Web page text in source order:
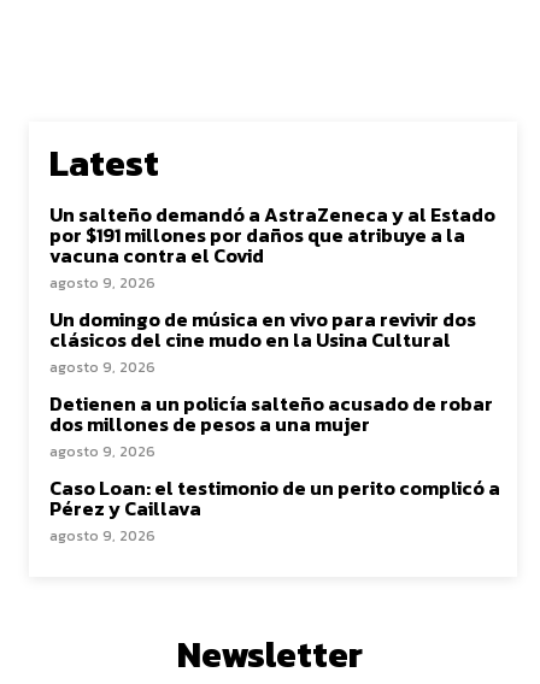
Latest
Un salteño demandó a AstraZeneca y al Estado
por $191 millones por daños que atribuye a la
vacuna contra el Covid
agosto 9, 2026
Un domingo de música en vivo para revivir dos
clásicos del cine mudo en la Usina Cultural
agosto 9, 2026
Detienen a un policía salteño acusado de robar
dos millones de pesos a una mujer
agosto 9, 2026
Caso Loan: el testimonio de un perito complicó a
Pérez y Caillava
agosto 9, 2026
Newsletter